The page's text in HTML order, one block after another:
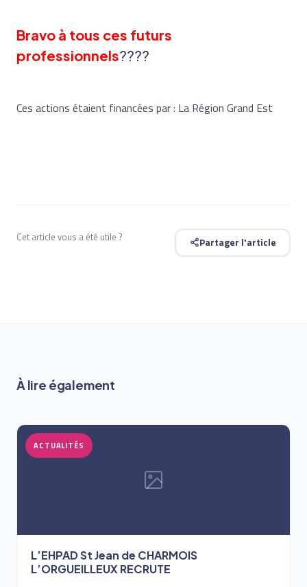
Bravo à tous ces futurs
professionnels????
Ces actions étaient financées par : La Région Grand Est
Cet article vous a été utile ? Partager l'article
À lire également
ACTUALITÉS
L’EHPAD St Jean de CHARMOIS
L’ORGUEILLEUX RECRUTE